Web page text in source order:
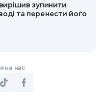
зупинити
та перенести його
на нас